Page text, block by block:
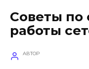
Советы по
работы
АВТОР